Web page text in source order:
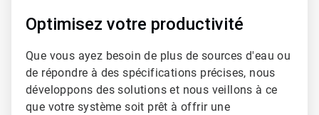
Optimisez votre productivité
Que vous ayez besoin de plus de sources d'eau ou
de répondre à des spécifications précises, nous
développons des solutions et nous veillons à ce
que votre système soit prêt à offrir une